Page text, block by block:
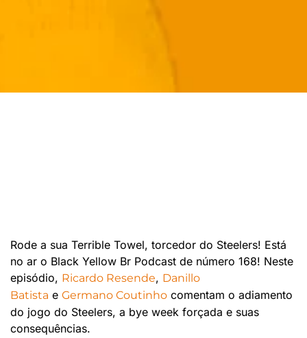
Rode a sua Terrible Towel, torcedor do Steelers! Está
no ar o Black Yellow Br Podcast de número 168! Neste
episódio, Ricardo Resende, Danillo
Batista e Germano Coutinho comentam o adiamento
do jogo do Steelers, a bye week forçada e suas
consequências.